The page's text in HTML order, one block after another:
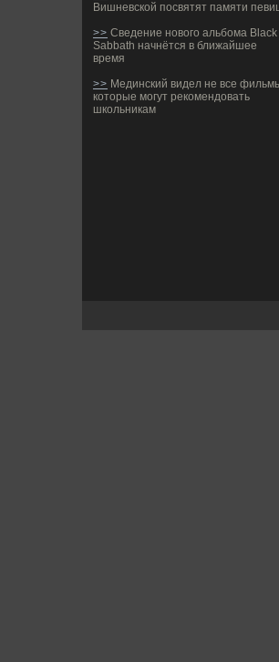
Вишневской посвятят памяти
>> Сведение нового альбома Black
Sabbath начнётся в ближайшее
время
>> Мединский видел не все
которые могут рекомендовать
школьникам